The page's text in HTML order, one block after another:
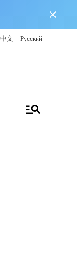
close
中文 Русский
manage_search